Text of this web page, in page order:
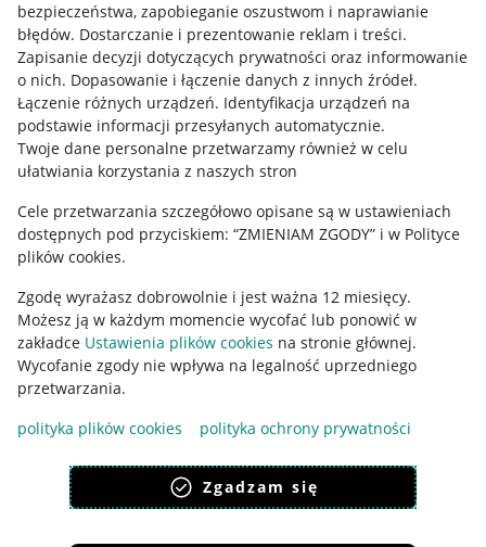
bezpieczeństwa, zapobieganie oszustwom i naprawianie
błędów. Dostarczanie i prezentowanie reklam i treści.
Zapisanie decyzji dotyczących prywatności oraz informowanie
o nich. Dopasowanie i łączenie danych z innych źródeł.
Łączenie różnych urządzeń. Identyfikacja urządzeń na
podstawie informacji przesyłanych automatycznie.
Twoje dane personalne przetwarzamy również w celu
ułatwiania korzystania z naszych stron
Cele przetwarzania szczegółowo opisane są w ustawieniach
dostępnych pod przyciskiem: “ZMIENIAM ZGODY” i w Polityce
plików cookies.
Zgodę wyrażasz dobrowolnie i jest ważna 12 miesięcy.
Możesz ją w każdym momencie wycofać lub ponowić w
zakładce Ustawienia plików cookies na stronie głównej.
Wycofanie zgody nie wpływa na legalność uprzedniego
przetwarzania.
polityka plików cookies
polityka ochrony prywatności
Zgadzam się
Pobierz aplikację
Korzystanie z serwisu oznacza akceptację regulaminu.